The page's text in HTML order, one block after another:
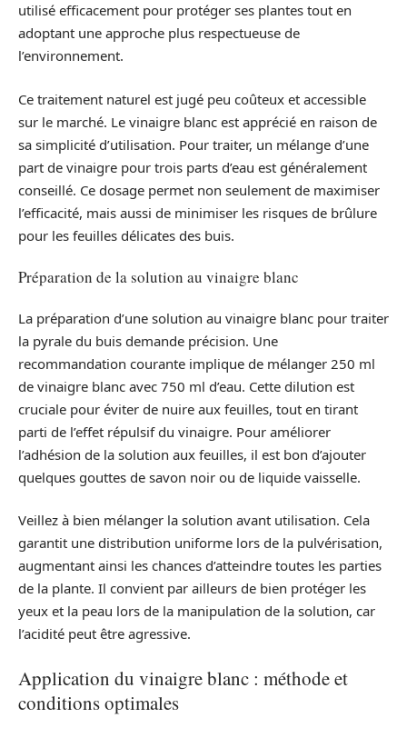
utilisé efficacement pour protéger ses plantes tout en
adoptant une approche plus respectueuse de
l’environnement.
Ce traitement naturel est jugé peu coûteux et accessible
sur le marché. Le vinaigre blanc est apprécié en raison de
sa simplicité d’utilisation. Pour traiter, un mélange d’une
part de vinaigre pour trois parts d’eau est généralement
conseillé. Ce dosage permet non seulement de maximiser
l’efficacité, mais aussi de minimiser les risques de brûlure
pour les feuilles délicates des buis.
Préparation de la solution au vinaigre blanc
La préparation d’une solution au vinaigre blanc pour traiter
la pyrale du buis demande précision. Une
recommandation courante implique de mélanger 250 ml
de vinaigre blanc avec 750 ml d’eau. Cette dilution est
cruciale pour éviter de nuire aux feuilles, tout en tirant
parti de l’effet répulsif du vinaigre. Pour améliorer
l’adhésion de la solution aux feuilles, il est bon d’ajouter
quelques gouttes de savon noir ou de liquide vaisselle.
Veillez à bien mélanger la solution avant utilisation. Cela
garantit une distribution uniforme lors de la pulvérisation,
augmentant ainsi les chances d’atteindre toutes les parties
de la plante. Il convient par ailleurs de bien protéger les
yeux et la peau lors de la manipulation de la solution, car
l’acidité peut être agressive.
Application du vinaigre blanc : méthode et
conditions optimales